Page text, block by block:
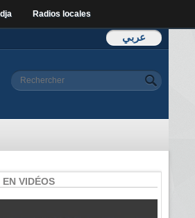
Radios locales
عربي
Formulaire de
Rechercher
VIDÉOS